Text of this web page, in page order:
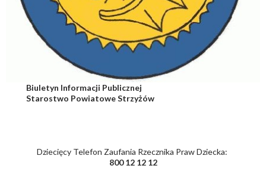
Biuletyn Informacji Publicznej
Starostwo Powiatowe Strzyżów
Dziecięcy Telefon Zaufania Rzecznika Praw Dziecka:
800 12 12 12